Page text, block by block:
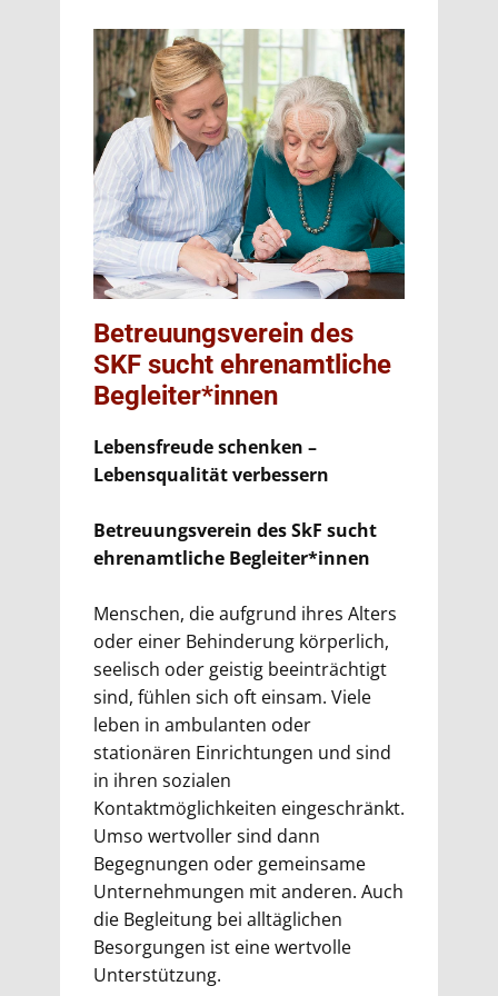
Betreuungsverein des
SKF sucht ehrenamtliche
Begleiter*innen
Lebensfreude schenken –
Lebensqualität verbessern
Betreuungsverein des SkF sucht
ehrenamtliche Begleiter*innen
Menschen, die aufgrund ihres Alters
oder einer Behinderung körperlich,
seelisch oder geistig beeinträchtigt
sind, fühlen sich oft einsam. Viele
leben in ambulanten oder
stationären Einrichtungen und sind
in ihren sozialen
Kontaktmöglichkeiten eingeschränkt.
Umso wertvoller sind dann
Begegnungen oder gemeinsame
Unternehmungen mit anderen. Auch
die Begleitung bei alltäglichen
Besorgungen ist eine wertvolle
Unterstützung.